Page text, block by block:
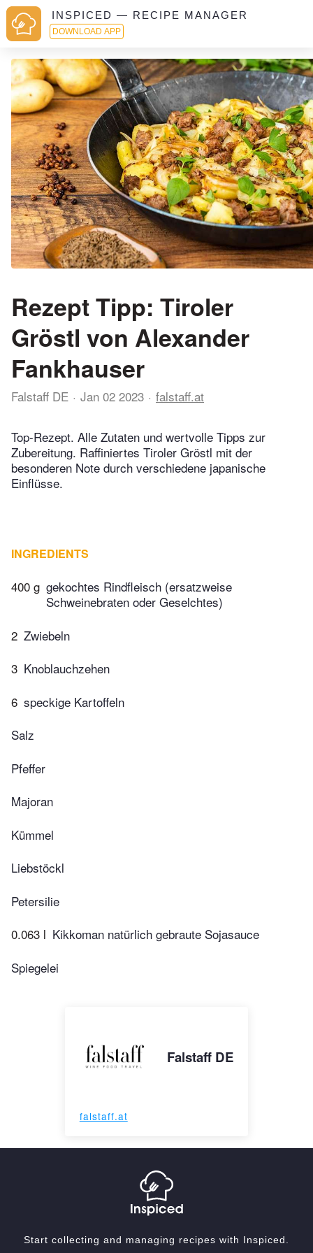
INSPICED — RECIPE MANAGER
DOWNLOAD APP
Rezept Tipp: Tiroler
Gröstl von Alexander
Fankhauser
Falstaff DE Jan 02 2023 falstaff.at
Top-Rezept. Alle Zutaten und wertvolle Tipps zur
Zubereitung. Raffiniertes Tiroler Gröstl mit der
besonderen Note durch verschiedene japanische
Einflüsse.
INGREDIENTS
400 g gekochtes Rindfleisch (ersatzweise
Schweinebraten oder Geselchtes)
2 Zwiebeln
3 Knoblauchzehen
6 speckige Kartoffeln
Salz
Pfeffer
Majoran
Kümmel
Liebstöckl
Petersilie
0.063 l Kikkoman natürlich gebraute Sojasauce
Spiegelei
Falstaff DE
falstaff.at
Start collecting and managing recipes with Inspiced.